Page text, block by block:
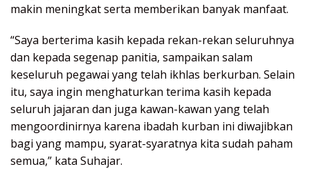
makin meningkat serta memberikan banyak manfaat.
“Saya berterima kasih kepada rekan-rekan seluruhnya
dan kepada segenap panitia, sampaikan salam
keseluruh pegawai yang telah ikhlas berkurban. Selain
itu, saya ingin menghaturkan terima kasih kepada
seluruh jajaran dan juga kawan-kawan yang telah
mengoordinirnya karena ibadah kurban ini diwajibkan
bagi yang mampu, syarat-syaratnya kita sudah paham
semua,” kata Suhajar.